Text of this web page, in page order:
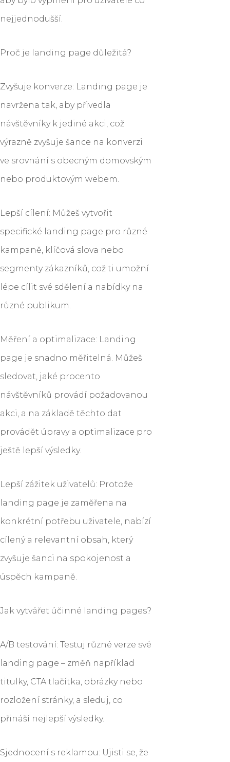
nejjednodušší.
Proč je landing page důležitá?
Zvyšuje konverze: Landing page je
navržena tak, aby přivedla
návštěvníky k jediné akci, což
výrazně zvyšuje šance na konverzi
ve srovnání s obecným domovským
nebo produktovým webem.
Lepší cílení: Můžeš vytvořit
specifické landing page pro různé
kampaně, klíčová slova nebo
segmenty zákazníků, což ti umožní
lépe cílit své sdělení a nabídky na
různé publikum.
Měření a optimalizace: Landing
page je snadno měřitelná. Můžeš
sledovat, jaké procento
návštěvníků provádí požadovanou
akci, a na základě těchto dat
provádět úpravy a optimalizace pro
ještě lepší výsledky.
Lepší zážitek uživatelů: Protože
landing page je zaměřena na
konkrétní potřebu uživatele, nabízí
cílený a relevantní obsah, který
zvyšuje šanci na spokojenost a
úspěch kampaně.
Jak vytvářet účinné landing pages?
A/B testování: Testuj různé verze své
landing page – změň například
titulky, CTA tlačítka, obrázky nebo
rozložení stránky, a sleduj, co
přináší nejlepší výsledky.
Sjednocení s reklamou: Ujisti se, že